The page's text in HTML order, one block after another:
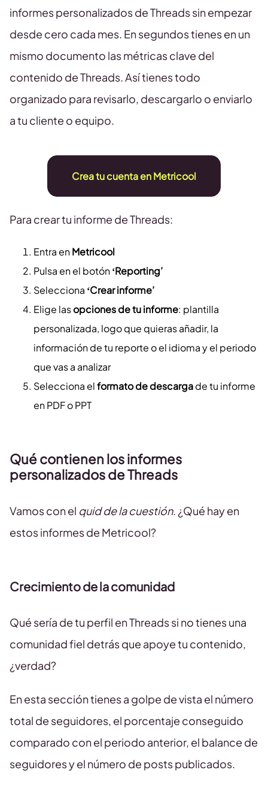
informes personalizados de Threads sin empezar
desde cero cada mes. En segundos tienes en un
mismo documento las métricas clave del
contenido de Threads. Así tienes todo
organizado para revisarlo, descargarlo o enviarlo
a tu cliente o equipo.
Crea tu cuenta en Metricool
Para crear tu informe de Threads:
Entra enMetricool
Pulsa en el botón‘Reporting’
Selecciona ‘Crear informe’
Elige lasopciones de tu informe: plantilla
personalizada, logo que quieras añadir, la
información de tu reporte o el idioma y el periodo
que vas a analizar
Selecciona elformato de descargade tu informe
en PDF o PPT
Qué contienen los informes
personalizados de Threads
Vamos con el quid de la cuestión. ¿Qué hay en
estos informes de Metricool?
Crecimiento de la comunidad
Qué sería de tu perfil en Threads si no tienes una
comunidad fiel detrás que apoye tu contenido,
¿verdad?
En esta sección tienes a golpe de vista el número
total de seguidores, el porcentaje conseguido
comparado con el periodo anterior, el balance de
seguidores y el número de posts publicados.